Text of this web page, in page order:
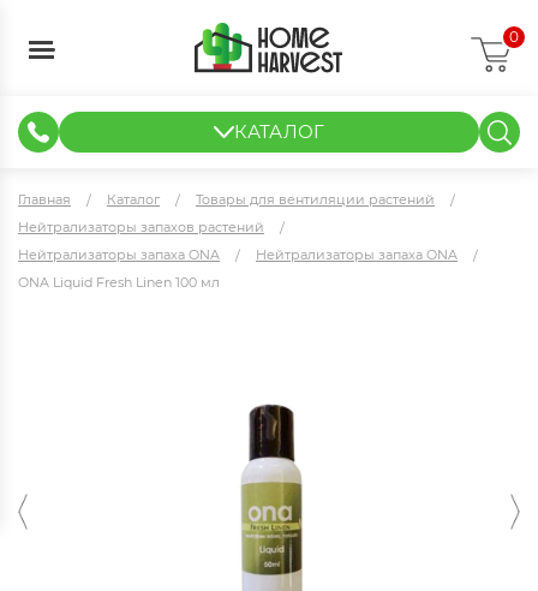
0
КАТАЛОГ
Главная Каталог
Товары для вентиляции растений
Нейтрализаторы запахов растений
Нейтрализаторы запаха ONA
Нейтрализаторы запаха ONA
ONA Liquid Fresh Linen 100 мл